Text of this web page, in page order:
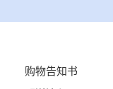
购物告知书